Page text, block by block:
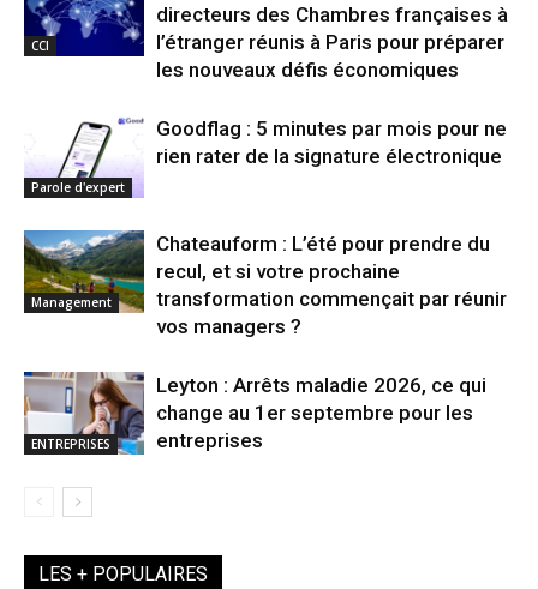
CCI
directeurs des Chambres françaises à
l’étranger réunis à Paris pour préparer
les nouveaux défis économiques
Parole d'expert
Goodflag : 5 minutes par mois pour ne
rien rater de la signature électronique
Management
Chateauform : L’été pour prendre du
recul, et si votre prochaine
transformation commençait par réunir
vos managers ?
ENTREPRISES
Leyton : Arrêts maladie 2026, ce qui
change au 1er septembre pour les
entreprises
LES + POPULAIRES